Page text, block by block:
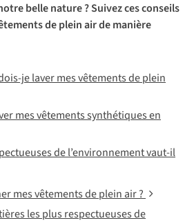
belle nature ? Suivez ces conseils
de plein air de manière
je laver mes vêtements de plein
mes vêtements synthétiques en
de l’environnement vaut-il
mes vêtements de plein air ?
les plus respectueuses de